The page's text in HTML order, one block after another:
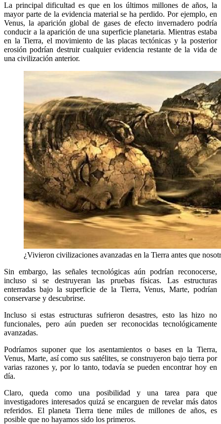
La principal dificultad es que en los últimos millones de años, la
mayor parte de la evidencia material se ha perdido. Por ejemplo, en
Venus, la aparición global de gases de efecto invernadero podría
conducir a la aparición de una superficie planetaria. Mientras estaba
en la Tierra, el movimiento de las placas tectónicas y la posterior
erosión podrían destruir cualquier evidencia restante de la vida de
una civilización anterior.
¿Vivieron civilizaciones avanzadas en la Tierra antes que
Sin embargo, las señales tecnológicas aún podrían reconocerse,
incluso si se destruyeran las pruebas físicas. Las estructuras
enterradas bajo la superficie de la Tierra, Venus, Marte, podrían
conservarse y descubrirse.
Incluso si estas estructuras sufrieron desastres, esto las hizo no
funcionales, pero aún pueden ser reconocidas tecnológicamente
avanzadas.
Podríamos suponer que los asentamientos o bases en la Tierra,
Venus, Marte, así como sus satélites, se construyeron bajo tierra por
varias razones y, por lo tanto, todavía se pueden encontrar hoy en
día.
Claro, queda como una posibilidad y una tarea para que
investigadores interesados quizá se encarguen de revelar más datos
referidos. El planeta Tierra tiene miles de millones de años, es
posible que no hayamos sido los primeros.